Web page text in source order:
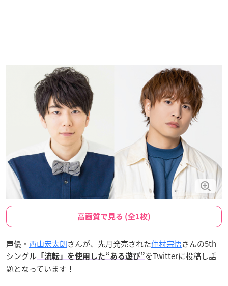
高画質で見る (全1枚)
声優・ 西山宏太朗さんが、先月発売された仲村宗悟さんの5th
シングル 「流転」を使用した“ある遊び”をTwitterに投稿し話
題となっています！